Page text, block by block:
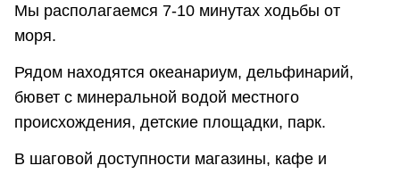
Мы располагаемся 7-10 минутах ходьбы от
моря.
Рядом находятся океанариум, дельфинарий,
бювет c минеральной водой местного
происхождения, детские площадки, парк.
В шаговой доступности магазины, кафе и